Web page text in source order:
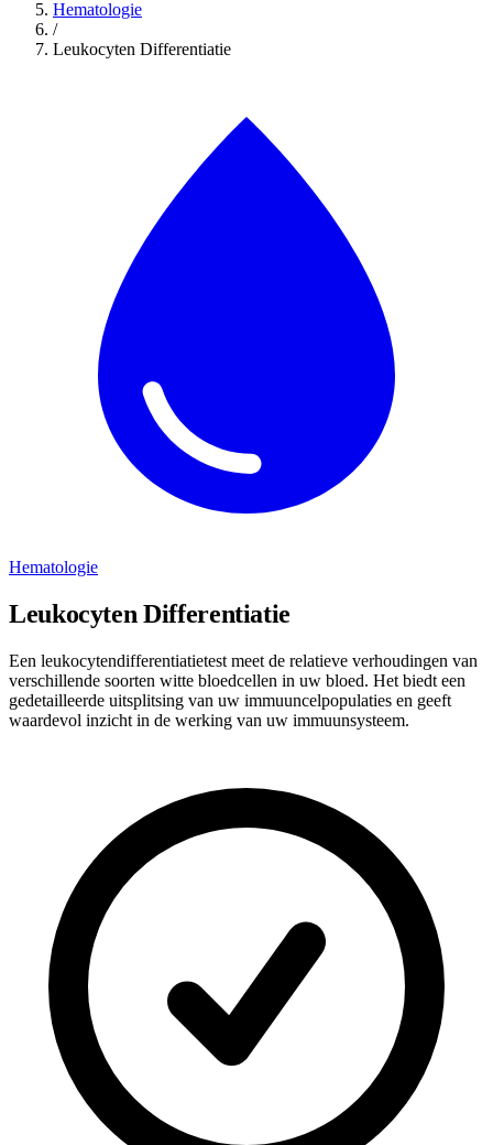
Hematologie
/
Leukocyten Differentiatie
Hematologie
Leukocyten Differentiatie
Een leukocytendifferentiatietest meet de relatieve verhoudingen van
verschillende soorten witte bloedcellen in uw bloed. Het biedt een
gedetailleerde uitsplitsing van uw immuuncelpopulaties en geeft
waardevol inzicht in de werking van uw immuunsysteem.